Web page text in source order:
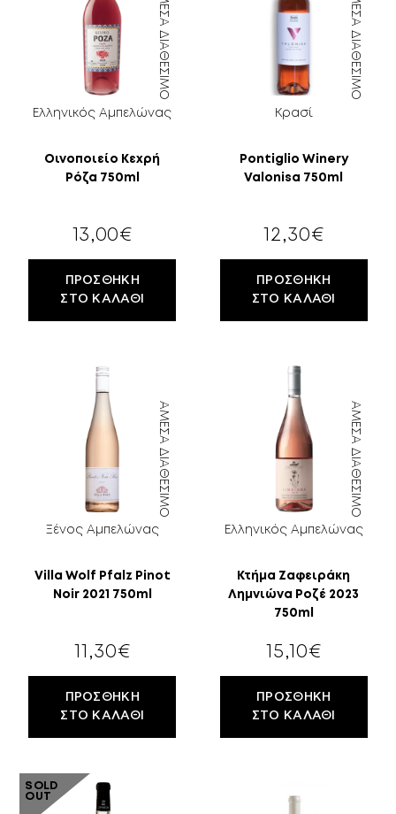
ΠΕΡΙΣΣΌΤΕΡΑ
ΚΕΛΆΡΙ
GR
ΕΎΡΟΣ ΤΙΜΉΣ
ΦΙΛΤΡΆΡΙΣΜΑ
Ελληνικός Αμπελώνας
Oινοποιείο Κεχρή
Ρόζα 750ml
ΆΜΕΣΑ ΔΙΑΘΈΣΙΜΟ
13,00€
ΠΡΟΣΘΉΚΗ
ΣΤΟ ΚΑΛΆΘΙ
Κρασί
Pontiglio Winery
Valonisa 750ml
ΆΜΕΣΑ ΔΙΑΘΈΣΙΜΟ
12,30€
ΠΡΟΣΘΉΚΗ
ΣΤΟ ΚΑΛΆΘΙ
Ξένος Αμπελώνας
Villa Wolf Pfalz Pinot
Noir 2021 750ml
ΆΜΕΣΑ ΔΙΑΘΈΣΙΜΟ
11,30€
ΠΡΟΣΘΉΚΗ
ΣΤΟ ΚΑΛΆΘΙ
Ελληνικός Αμπελώνας
Κτήμα Ζαφειράκη
Λημνιώνα Ροζέ 2023
750ml
ΆΜΕΣΑ ΔΙΑΘΈΣΙΜΟ
15,10€
ΠΡΟΣΘΉΚΗ
ΣΤΟ ΚΑΛΆΘΙ
SOLD
OUT